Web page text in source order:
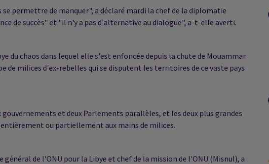
permettre de manquer", a déclaré mardi la chef de la diplomatie
de succès" et "il n'y a pas d'alternative au dialogue", a-t-elle averti.
du chaos dans lequel elle s'est enfoncée depuis la chute de Mouammar
de milices d'ex-rebelles qui se disputent les territoires de ce vaste pays
et deux Parlements parallèles, et les deux plus grandes
ou partiellement aux mains de milices.
de l'ONU pour la Libye et chef de la mission de l'ONU (Misnul), a